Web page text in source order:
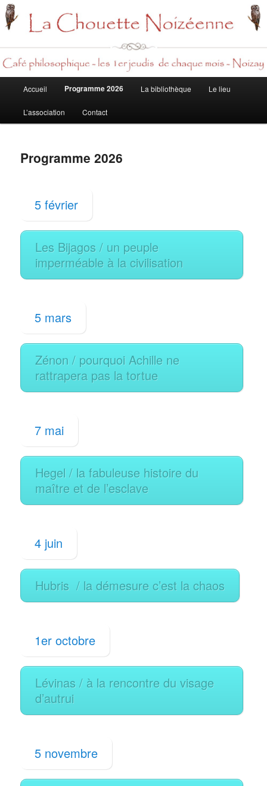
principal
Aller
au
principal
Accueil Programme 2026 La bibliothèque Le lieu
L’association Contact
Programme 2026
5 février
Les Bijagos / un peuple
imperméable à la civilisation
5 mars
Zénon / pourquoi Achille ne
rattrapera pas la tortue
7 mai
Hegel / la fabuleuse histoire du
maître et de l’esclave
4 juin
Hubris / la démesure c’est la chaos
1er octobre
Lévinas / à la rencontre du visage
d’autrui
5 novembre